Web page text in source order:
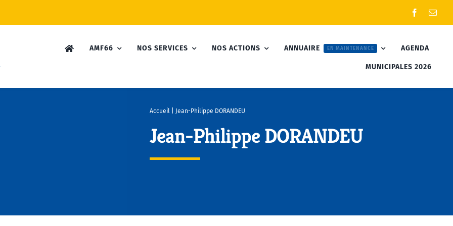
AMF66 NOS SERVICES NOS ACTIONS ANNUAIRE EN MAINTENANCE AGENDA
MUNICIPALES 2026
Accueil| Jean-Philippe DORANDEU
Jean-Philippe DORANDEU